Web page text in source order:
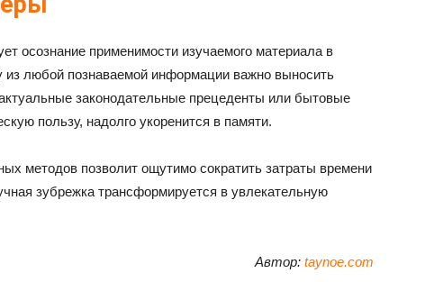
осознание применимости изучаемого материала в
любой познаваемой информации важно выносить
законодательные прецеденты или бытовые
пользу, надолго укоренится в памяти.
методов позволит ощутимо сократить затраты времени
зубрежка трансформируется в увлекательную
Автор: taynoe.com